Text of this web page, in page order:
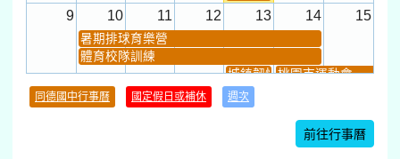
9 10 11 12 13 14 15
暑期排球育樂營
體育校隊訓練
城鎮韌性(防空)演習
桃園市運動會
暑期體育育樂營結束
21 22
同德國中行事曆 國定假日或補休 週次
前往行事曆